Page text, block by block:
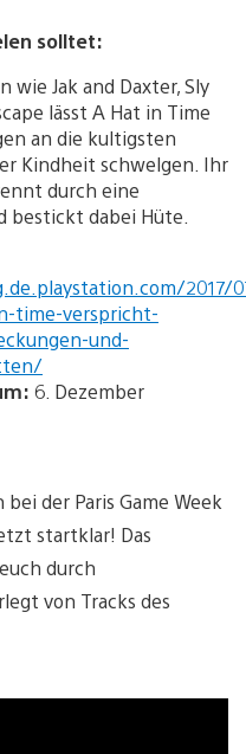
solltet:
Jak and Daxter, Sly
lässt A Hat in Time
an die kultigsten
Kindheit schwelgen. Ihr
durch eine
bestickt dabei Hüte.
2017/
time-verspricht-
und-
6. Dezember
der Paris Game Week
startklar! Das
durch
von Tracks des